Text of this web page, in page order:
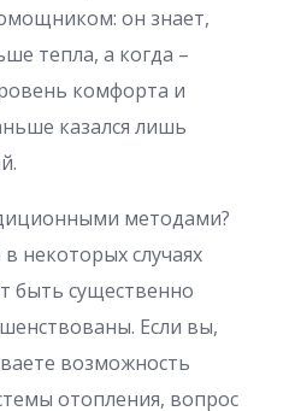
он знает,
тепла, а когда –
комфорта и
казался лишь
методами?
некоторых случаях
быть существенно
Если вы,
возможность
отопления, вопрос